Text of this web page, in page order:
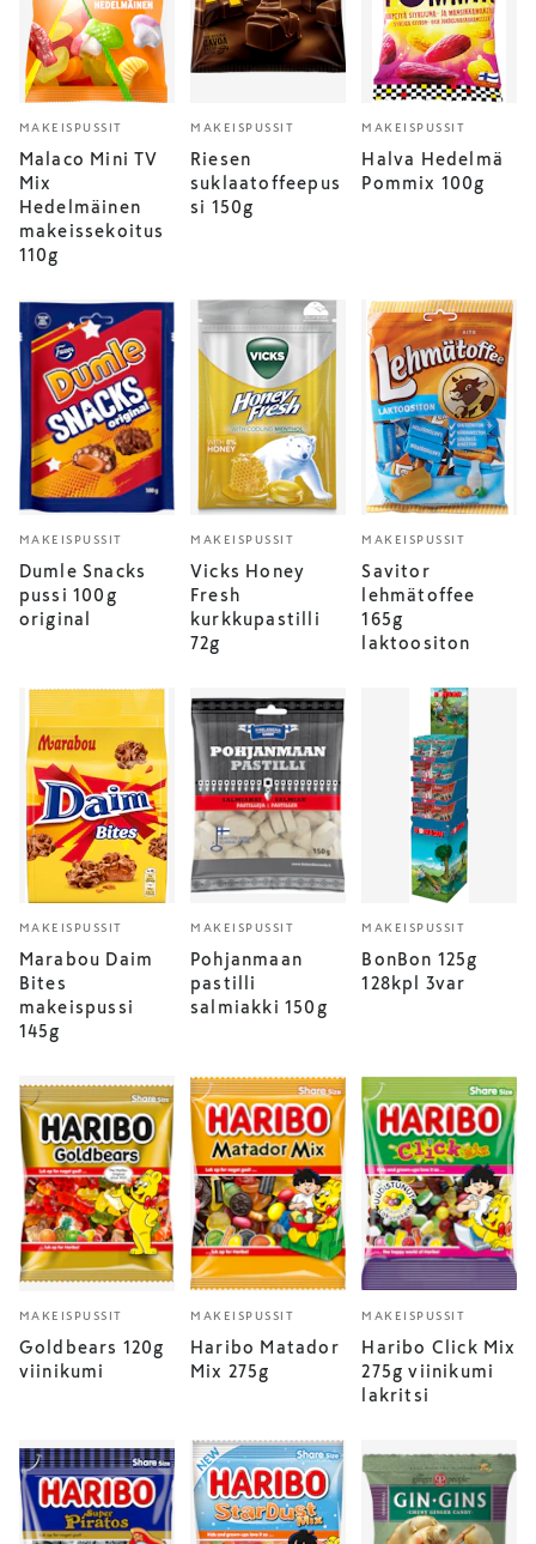
MAKEISPUSSIT
Malaco Mini TV
Mix
Hedelmäinen
makeissekoitus
110g
MAKEISPUSSIT
Riesen
suklaatoffeepus
si 150g
MAKEISPUSSIT
Halva Hedelmä
Pommix 100g
MAKEISPUSSIT
Dumle Snacks
pussi 100g
original
MAKEISPUSSIT
Vicks Honey
Fresh
kurkkupastilli
72g
MAKEISPUSSIT
Savitor
lehmätoffee
165g
laktoositon
MAKEISPUSSIT
Marabou Daim
Bites
makeispussi
145g
MAKEISPUSSIT
Pohjanmaan
pastilli
salmiakki 150g
MAKEISPUSSIT
BonBon 125g
128kpl 3var
MAKEISPUSSIT
Goldbears 120g
viinikumi
MAKEISPUSSIT
Haribo Matador
Mix 275g
MAKEISPUSSIT
Haribo Click Mix
275g viinikumi
lakritsi